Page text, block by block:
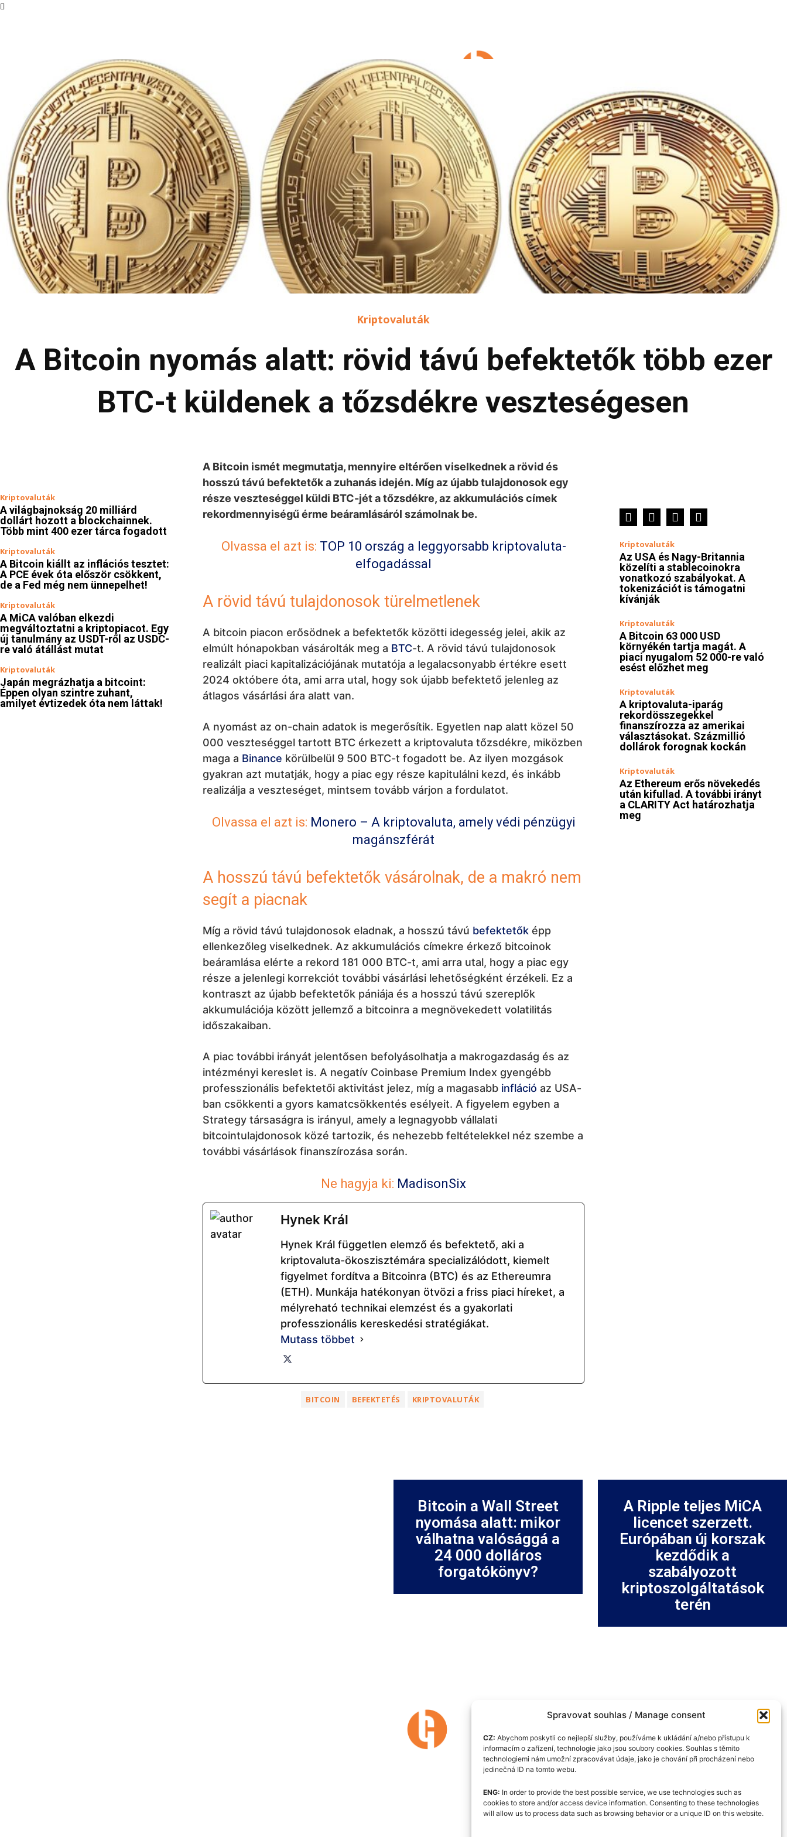
Spravovat souhlas / Manage consent
CZ: Abychom poskytli co nejlepší služby, používáme k ukládání a/nebo přístupu k
informacím o zařízení, technologie jako jsou soubory cookies. Souhlas s těmito
technologiemi nám umožní zpracovávat údaje, jako je chování při procházení nebo
jedinečná ID na tomto webu.
ENG: In order to provide the best possible service, we use technologies such as
cookies to store and/or access device information. Consenting to these technologies
will allow us to process data such as browsing behavior or a unique ID on this website.
Útmutató Magyar
Kriptovaluták
A Bitcoin nyomás alatt: rövid távú befektetők több ezer
BTC-t küldenek a tőzsdékre veszteségesen
Kriptovaluták
A világbajnokság 20 milliárd
dollárt hozott a blockchainnek.
Több mint 400 ezer tárca fogadott
Kriptovaluták
A Bitcoin kiállt az inflációs tesztet:
A PCE évek óta először csökkent,
de a Fed még nem ünnepelhet!
Kriptovaluták
A MiCA valóban elkezdi
megváltoztatni a kriptopiacot. Egy
új tanulmány az USDT-ről az USDC-
re való átállást mutat
Kriptovaluták
Japán megrázhatja a bitcoint:
Éppen olyan szintre zuhant,
amilyet évtizedek óta nem láttak!
A Bitcoin ismét megmutatja, mennyire eltérően viselkednek a rövid és
hosszú távú befektetők a zuhanás idején. Míg az újabb tulajdonosok egy
része veszteséggel küldi BTC-jét a tőzsdékre, az akkumulációs címek
rekordmennyiségű érme beáramlásáról számolnak be.
Olvassa el azt is: TOP 10 ország a leggyorsabb kriptovaluta-
elfogadással
A rövid távú tulajdonosok türelmetlenek
A bitcoin piacon erősödnek a befektetők közötti idegesség jelei, akik az
elmúlt hónapokban vásárolták meg a BTC-t. A rövid távú tulajdonosok
realizált piaci kapitalizációjának mutatója a legalacsonyabb értékre esett
2024 októbere óta, ami arra utal, hogy sok újabb befektető jelenleg az
átlagos vásárlási ára alatt van.
A nyomást az on-chain adatok is megerősítik. Egyetlen nap alatt közel 50
000 veszteséggel tartott BTC érkezett a kriptovaluta tőzsdékre, miközben
maga a Binance körülbelül 9 500 BTC-t fogadott be. Az ilyen mozgások
gyakran azt mutatják, hogy a piac egy része kapitulálni kezd, és inkább
realizálja a veszteséget, mintsem tovább várjon a fordulatot.
Olvassa el azt is: Monero – A kriptovaluta, amely védi pénzügyi
magánszférát
A hosszú távú befektetők vásárolnak, de a makró nem
segít a piacnak
Míg a rövid távú tulajdonosok eladnak, a hosszú távú befektetők épp
ellenkezőleg viselkednek. Az akkumulációs címekre érkező bitcoinok
beáramlása elérte a rekord 181 000 BTC-t, ami arra utal, hogy a piac egy
része a jelenlegi korrekciót további vásárlási lehetőségként érzékeli. Ez a
kontraszt az újabb befektetők pániája és a hosszú távú szereplők
akkumulációja között jellemző a bitcoinra a megnövekedett volatilitás
időszakaiban.
A piac további irányát jelentősen befolyásolhatja a makrogazdaság és az
intézményi kereslet is. A negatív Coinbase Premium Index gyengébb
professzionális befektetői aktivitást jelez, míg a magasabb infláció az USA-
ban csökkenti a gyors kamatcsökkentés esélyeit. A figyelem egyben a
Strategy társaságra is irányul, amely a legnagyobb vállalati
bitcointulajdonosok közé tartozik, és nehezebb feltételekkel néz szembe a
további vásárlások finanszírozása során.
Ne hagyja ki: MadisonSix
Hynek Král
Hynek Král független elemző és befektető, aki a
kriptovaluta-ökoszisztémára specializálódott, kiemelt
figyelmet fordítva a Bitcoinra (BTC) és az Ethereumra
(ETH). Munkája hatékonyan ötvözi a friss piaci híreket, a
mélyreható technikai elemzést és a gyakorlati
professzionális kereskedési stratégiákat.
Mutass többet
BITCOIN BEFEKTETÉS KRIPTOVALUTÁK
Kriptovaluták
Az USA és Nagy-Britannia
közelíti a stablecoinokra
vonatkozó szabályokat. A
tokenizációt is támogatni
kívánják
Kriptovaluták
A Bitcoin 63 000 USD
környékén tartja magát. A
piaci nyugalom 52 000-re való
esést előzhet meg
Kriptovaluták
A kriptovaluta-iparág
rekordösszegekkel
finanszírozza az amerikai
választásokat. Százmillió
dollárok forognak kockán
Kriptovaluták
Az Ethereum erős növekedés
után kifullad. A további irányt
a CLARITY Act határozhatja
meg
Bitcoin a Wall Street
nyomása alatt: mikor
válhatna valósággá a
24 000 dolláros
forgatókönyv?
A Ripple teljes MiCA
licencet szerzett.
Európában új korszak
kezdődik a
szabályozott
kriptoszolgáltatások
terén
Cookie-
szabályzat
(EU)
GDPR
Rólunk
Szerkesztőségi